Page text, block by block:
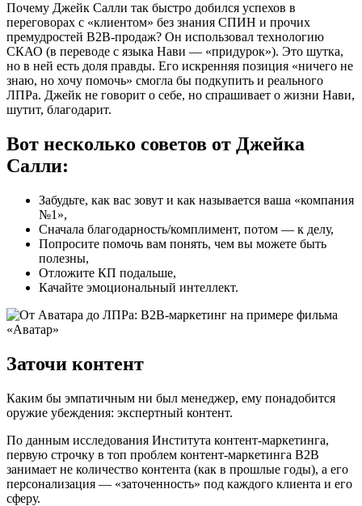
Почему Джейк Салли так быстро добился успехов в
переговорах с «клиентом» без знания СПИН и прочих
премудростей В2В-продаж? Он использовал технологию
СКАО (в переводе с языка Нави — «придурок»). Это шутка,
но в ней есть доля правды. Его искренняя позиция «ничего не
знаю, но хочу помочь» смогла бы подкупить и реального
ЛПРа. Джейк не говорит о себе, но спрашивает о жизни Нави,
шутит, благодарит.
Вот несколько советов от Джейка
Салли:
Забудьте, как вас зовут и как называется ваша «компания
№1»,
Сначала благодарность/комплимент, потом — к делу,
Попросите помочь вам понять, чем вы можете быть
полезны,
Отложите КП подальше,
Качайте эмоциональный интеллект.
Заточи контент
Каким бы эмпатичным ни был менеджер, ему понадобится
оружие убеждения: экспертный контент.
По данным исследования Института контент-маркетинга,
первую строчку в топ проблем контент-маркетинга В2В
занимает не количество контента (как в прошлые годы), а его
персонализация — «заточенность» под каждого клиента и его
сферу.